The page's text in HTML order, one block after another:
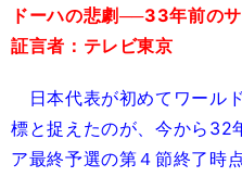
ドーハの悲劇──33年前の
証言者：テレビ東京
日本代表が初めてワール
標と捉えたのが、今から32
ア最終予選の第４節終了時